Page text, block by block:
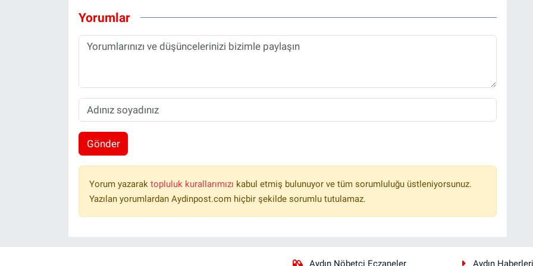
Yorumlar
Gönder
Yorum yazarak topluluk kurallarımızı kabul etmiş bulunuyor ve tüm sorumluluğu üstleniyorsunuz.
Yazılan yorumlardan Aydinpost.com hiçbir şekilde sorumlu tutulamaz.
Aydın Nöbetçi Eczaneler Aydın Haberleri